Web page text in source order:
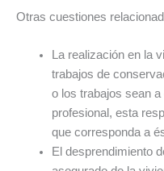
Otras cuestiones
La realización en la
trabajos de
o los trabajos sean
profesional, esta
que corresponda a
El desprendimiento